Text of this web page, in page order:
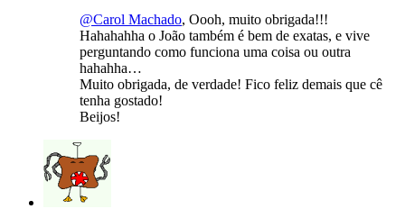
@Carol Machado, Oooh, muito obrigada!!!
Hahahahha o João também é bem de exatas, e vive
perguntando como funciona uma coisa ou outra
hahahha…
Muito obrigada, de verdade! Fico feliz demais que cê
tenha gostado!
Beijos!